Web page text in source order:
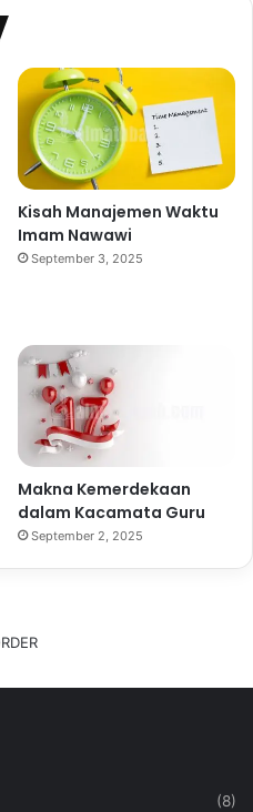
Kisah Manajemen Waktu
Imam Nawawi
September 3, 2025
Makna Kemerdekaan
dalam Kacamata Guru
September 2, 2025
(8)